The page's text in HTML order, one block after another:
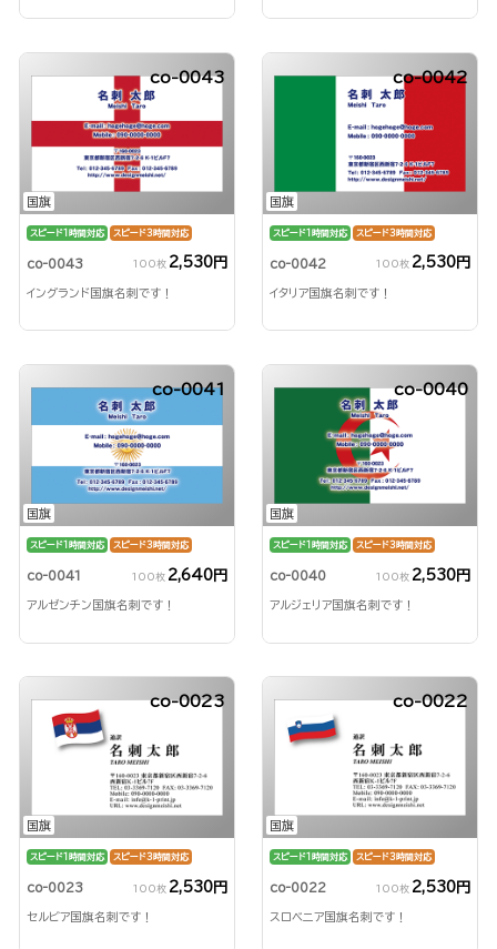
国旗
co-0043
スピード1時間対応 スピード3時間対応
co-0043 100枚 2,530円
イングランド国旗名刺です！
国旗
co-0042
スピード1時間対応 スピード3時間対応
co-0042 100枚 2,530円
イタリア国旗名刺です！
国旗
co-0041
スピード1時間対応 スピード3時間対応
co-0041 100枚 2,640円
アルゼンチン国旗名刺です！
国旗
co-0040
スピード1時間対応 スピード3時間対応
co-0040 100枚 2,530円
アルジェリア国旗名刺です！
国旗
co-0023
スピード1時間対応 スピード3時間対応
co-0023 100枚 2,530円
セルビア国旗名刺です！
国旗
co-0022
スピード1時間対応 スピード3時間対応
co-0022 100枚 2,530円
スロベニア国旗名刺です！